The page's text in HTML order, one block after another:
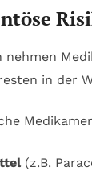
nehmen
in der
(z.B.